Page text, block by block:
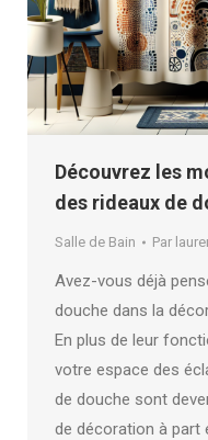
Découvrez les
des rideaux de
Salle de Bain Par
Avez-vous déjà
douche dans la
En plus de leur
votre espace des
de douche sont
de décoration à part